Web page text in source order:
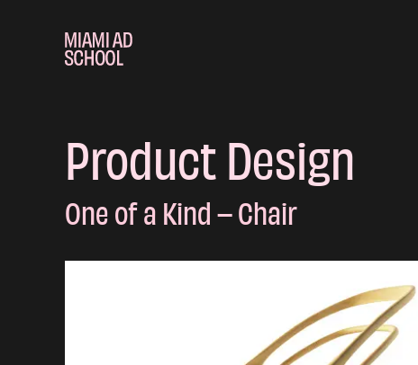
Product Design
One of a Kind – Chair